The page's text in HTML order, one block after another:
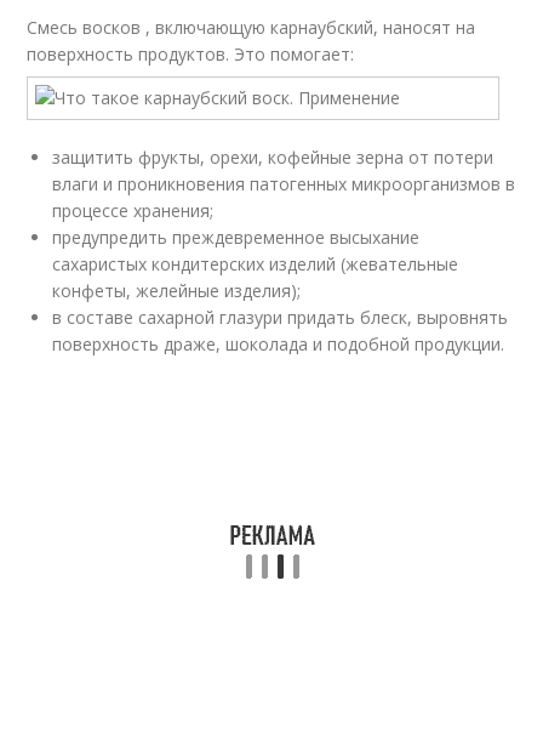
Смесь восков , включающую карнаубский, наносят на
поверхность продуктов. Это помогает:
защитить фрукты, орехи, кофейные зерна от потери
влаги и проникновения патогенных микроорганизмов в
процессе хранения;
предупредить преждевременное высыхание
сахаристых кондитерских изделий (жевательные
конфеты, желейные изделия);
в составе сахарной глазури придать блеск, выровнять
поверхность драже, шоколада и подобной продукции.